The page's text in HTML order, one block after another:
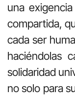
una
compartida,
cada ser
haciéndolas
solidaridad
no solo para